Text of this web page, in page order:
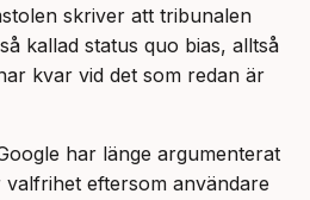
skriver att tribunalen
kallad status quo bias, alltså
kvar vid det som redan är
har länge argumenterat
eftersom användare